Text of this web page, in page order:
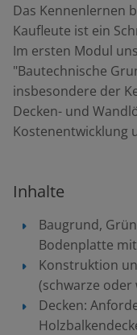
Das Kennenlernen
Kaufleute ist ein
Im ersten Modul
"Bautechnische
insbesondere der
Decken- und
Kostenentwicklung
Inhalte
Baugrund,
Bodenplatte
Konstruktion
(schwarze oder
Decken: